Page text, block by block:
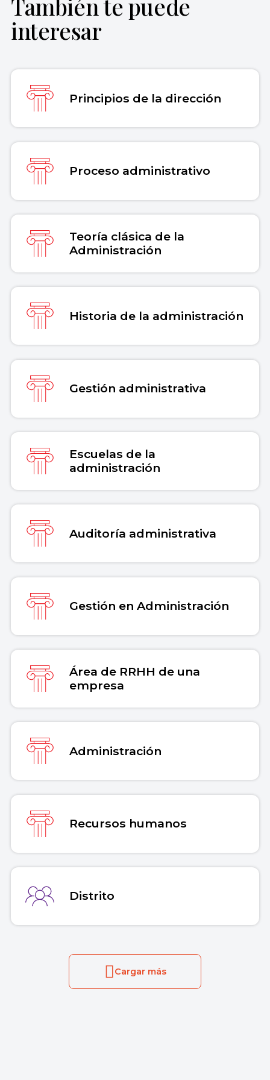
Equipo editorial, Etecé (17 de agosto de
2022).Funciones de la Administración
administracion/
También te puede
interesar
Principios de la dirección
Proceso administrativo
Teoría clásica de la
Administración
Historia de la administración
Gestión administrativa
Escuelas de la
administración
Auditoría administrativa
Gestión en Administración
Área de RRHH de una
empresa
Administración
Recursos humanos
Distrito
Cargar más